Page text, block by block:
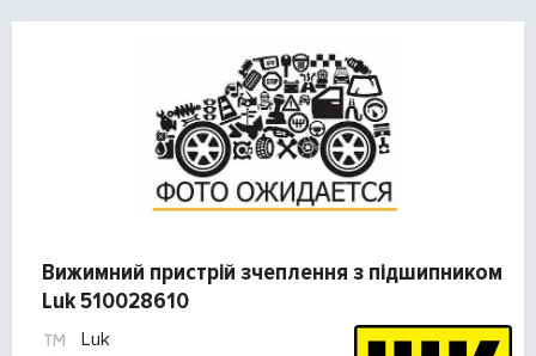
Вижимний пристрій зчеплення з підшипником
Luk 510028610
Luk